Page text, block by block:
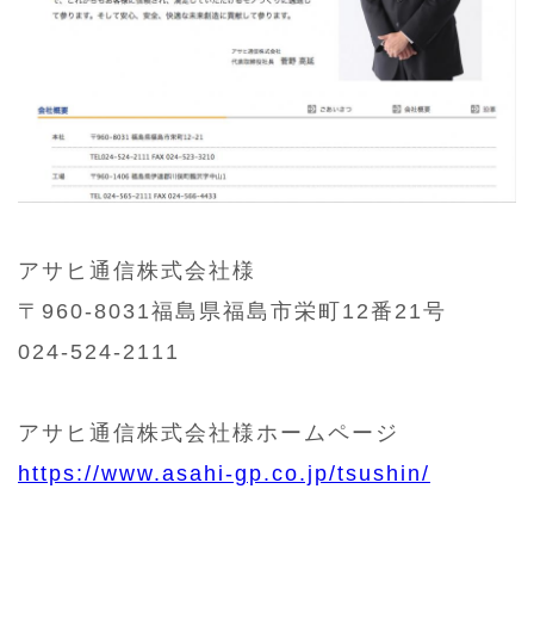
アサヒ通信株式会社様
〒960-8031福島県福島市栄町12番21号
024-524-2111
アサヒ通信株式会社様ホームページ
https://www.asahi-gp.co.jp/tsushin/